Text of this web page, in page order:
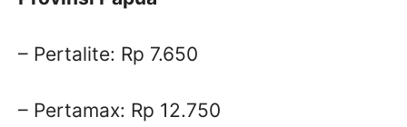
– Pertalite: Rp 7.650
– Pertamax: Rp 12.750